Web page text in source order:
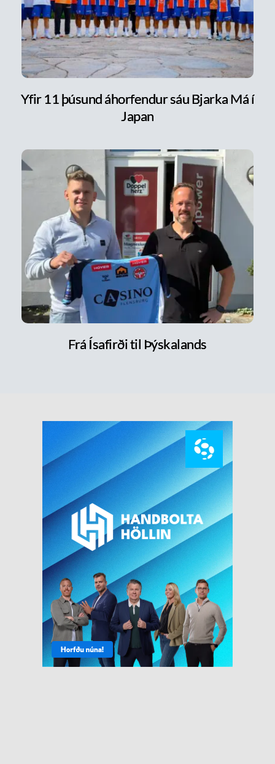
Yfir 11 þúsund áhorfendur sáu Bjarka Má í
Japan
Frá Ísafirði til Þýskalands